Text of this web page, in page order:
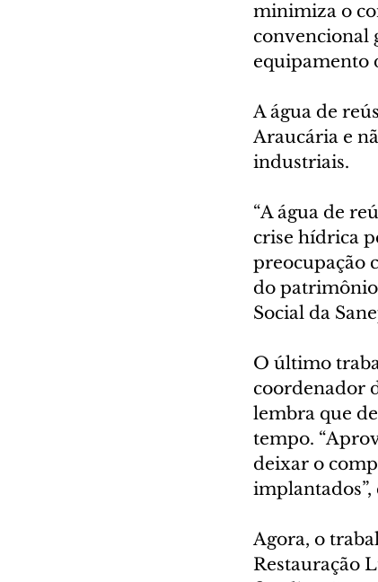
minimiza o
convencional
equipamento
A água de
Araucária e
industriais.
“A água de
crise hídrica
preocupação
do
Social da
O último
coordenador
lembra que
tempo.
deixar o
implantados”,
Agora, o
Restauração